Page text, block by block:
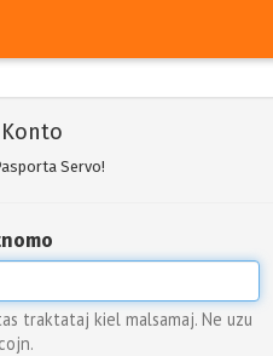
Servo!
traktataj kiel malsamaj. Ne uzu